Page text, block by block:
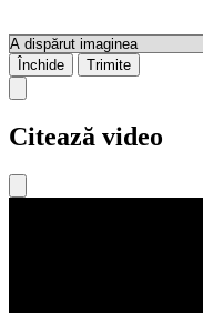
Închide Trimite
Citează video